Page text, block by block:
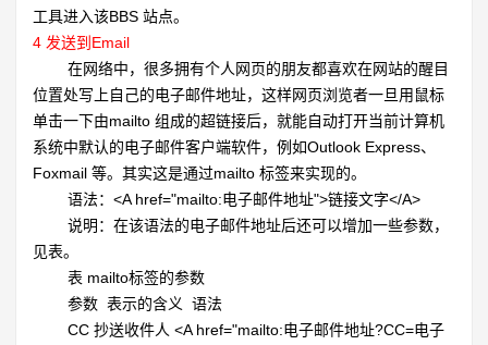
工具进入该BBS 站点。
4 发送到Email
在网络中，很多拥有个人网页的朋友都喜欢在网站的醒目
位置处写上自己的电子邮件地址，这样网页浏览者一旦用鼠标
单击一下由mailto 组成的超链接后，就能自动打开当前计算机
系统中默认的电子邮件客户端软件，例如Outlook Express、
Foxmail 等。其实这是通过mailto 标签来实现的。
语法：<A href="mailto:电子邮件地址">链接文字</A>
说明：在该语法的电子邮件地址后还可以增加一些参数，
见表。
表 mailto标签的参数
参数 表示的含义 语法
CC 抄送收件人 <A href="mailto:电子邮件地址?CC=电子